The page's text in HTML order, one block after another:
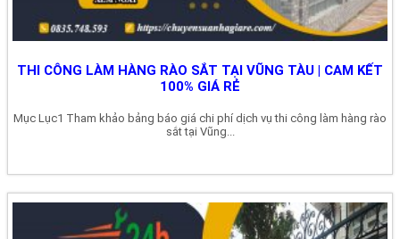
THI CÔNG LÀM HÀNG RÀO SẮT TẠI VŨNG TÀU | CAM KẾT
100% GIÁ RẺ
Mục Lục1 Tham khảo bảng báo giá chi phí dịch vụ thi công làm hàng rào
sắt tại Vũng...